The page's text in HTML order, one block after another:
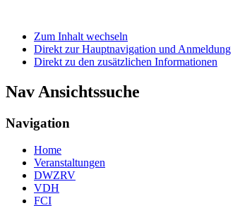
Zum Inhalt wechseln
Direkt zur Hauptnavigation und Anmeldung
Direkt zu den zusätzlichen Informationen
Nav Ansichtssuche
Navigation
Home
Veranstaltungen
DWZRV
VDH
FCI